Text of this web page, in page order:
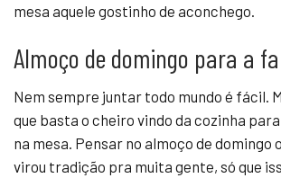
mesa aquele gostinho de aconchego.
Almoço de domingo para a
Nem sempre juntar todo mundo é fácil.
que basta o cheiro vindo da cozinha
na mesa. Pensar no almoço de domingo
virou tradição pra muita gente, só que